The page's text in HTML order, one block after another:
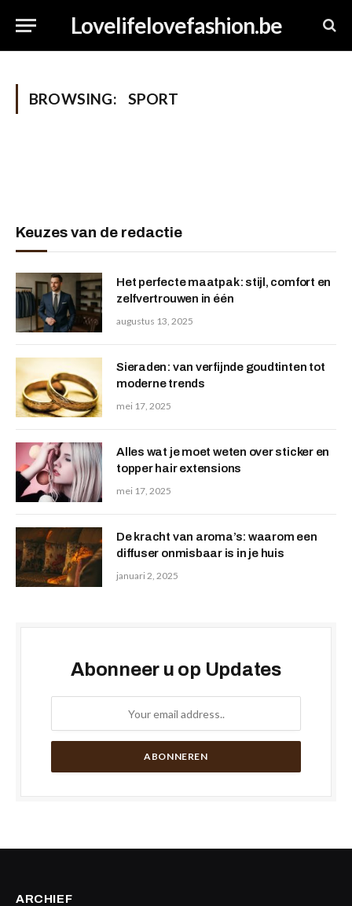
Lovelifelovefashion.be
BROWSING: SPORT
Keuzes van de redactie
Het perfecte maatpak: stijl, comfort en
zelfvertrouwen in één
augustus 13, 2025
Sieraden: van verfijnde goudtinten tot
moderne trends
mei 17, 2025
Alles wat je moet weten over sticker en
topper hair extensions
mei 17, 2025
De kracht van aroma’s: waarom een
diffuser onmisbaar is in je huis
januari 2, 2025
Abonneer u op Updates
ARCHIEF